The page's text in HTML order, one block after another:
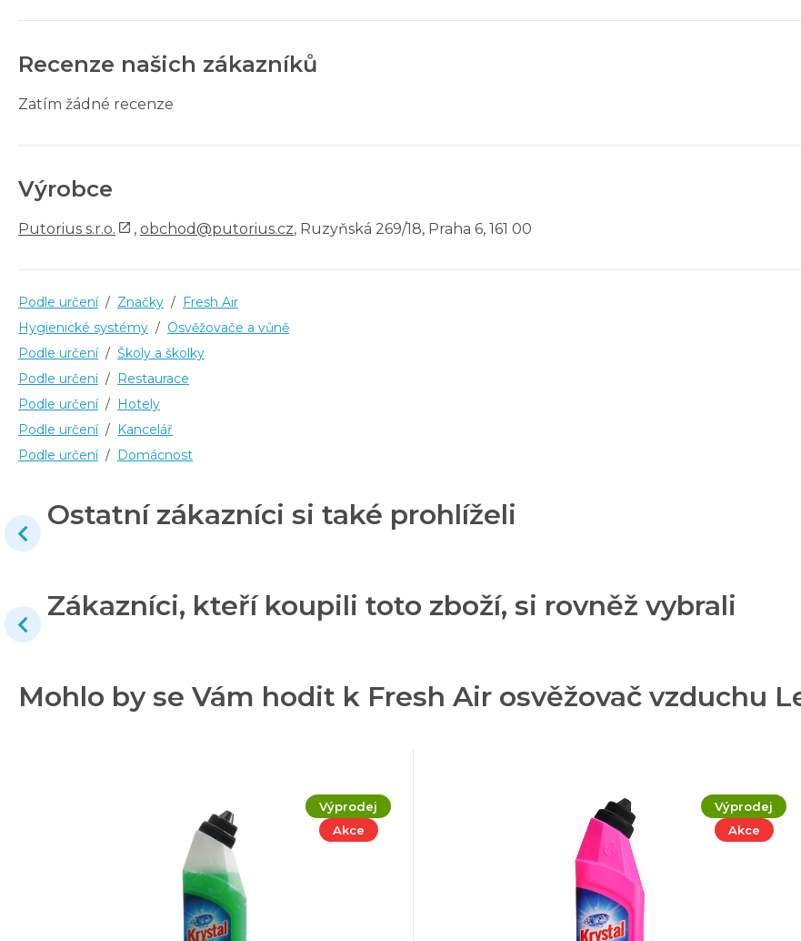
Recenze našich zákazníků
Zatím žádné recenze
Výrobce
Putorius s.r.o. , obchod@putorius.cz, Ruzyňská 269/18, Praha 6, 161 00
Podle určení / Značky / Fresh Air
Hygienické systémy / Osvěžovače a vůně
Podle určení / Školy a školky
Podle určení / Restaurace
Podle určení / Hotely
Podle určení / Kancelář
Podle určení / Domácnost
Ostatní zákazníci si také prohlíželi
Zákazníci, kteří koupili toto zboží, si rovněž vybrali
Mohlo by se Vám hodit k Fresh Air osvěžovač vzduchu
Výprodej
Akce
Výprodej
Akce